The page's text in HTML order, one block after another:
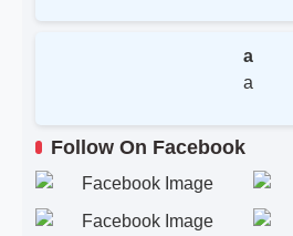
a
a
Follow On Facebook